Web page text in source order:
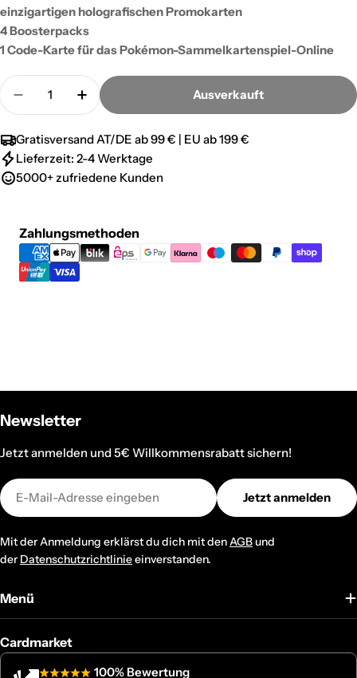
einzigartigen holografischen Promokarten
4 Boosterpacks
1 Code-Karte für das Pokémon-Sammelkartenspiel-Online
Menge
Menge für Pokemon Flammende Finsternis -
Menge für Pokemon Flammende
Ausverkauft
Gratisversand AT/DE ab 99 € | EU ab 199 €
Lieferzeit: 2-4 Werktage
5000+ zufriedene Kunden
Zahlungsmethoden
Zahlungsmethoden
Newsletter
Jetzt anmelden und 5€ Willkommensrabatt sichern!
E-
Mail
Jetzt anmelden
Mit der Anmeldung erklärst du dich mit denAGB und
der Datenschutzrichtlinieeinverstanden.
Menü
Cardmarket
100% Bewertung